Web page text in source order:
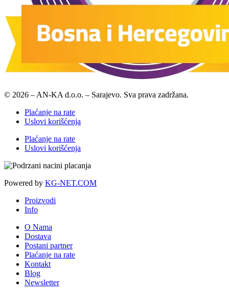
© 2026 – AN-KA d.o.o. – Sarajevo. Sva prava zadržana.
Plaćanje na rate
Uslovi korišćenja
Plaćanje na rate
Uslovi korišćenja
Powered by KG-NET.COM
Proizvodi
Info
O Nama
Dostava
Postani partner
Plaćanje na rate
Kontakt
Blog
Newsletter